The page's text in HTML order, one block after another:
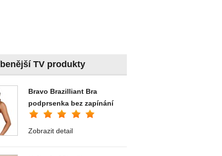
TV produkty
Bravo Brazilliant Bra
podprsenka bez zapínání
Zobrazit detail